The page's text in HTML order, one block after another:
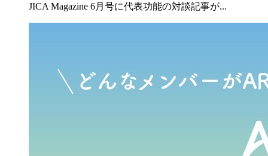
JICA Magazine 6月号に代表功能の対談記事が...